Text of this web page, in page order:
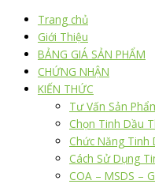
Trang chủ
Giới Thiệu
BẢNG GIÁ SẢN PHẨM
CHỨNG NHẬN
KIẾN THỨC
Tư Vấn Sản
Chọn Tinh Dầu
Chức Năng Tinh
Cách Sử Dụng
COA – MSDS –